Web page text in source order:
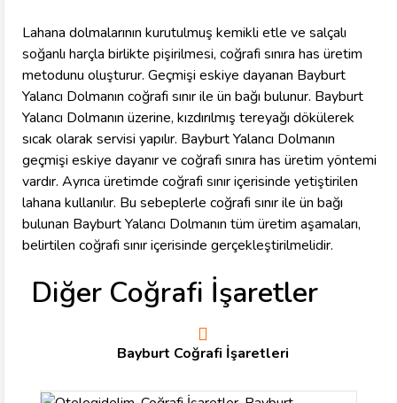
Lahana dolmalarının kurutulmuş kemikli etle ve salçalı
soğanlı harçla birlikte pişirilmesi, coğrafi sınıra has üretim
metodunu oluşturur. Geçmişi eskiye dayanan Bayburt
Yalancı Dolmanın coğrafi sınır ile ün bağı bulunur. Bayburt
Yalancı Dolmanın üzerine, kızdırılmış tereyağı dökülerek
sıcak olarak servisi yapılır. Bayburt Yalancı Dolmanın
geçmişi eskiye dayanır ve coğrafi sınıra has üretim yöntemi
vardır. Ayrıca üretimde coğrafi sınır içerisinde yetiştirilen
lahana kullanılır. Bu sebeplerle coğrafi sınır ile ün bağı
bulunan Bayburt Yalancı Dolmanın tüm üretim aşamaları,
belirtilen coğrafi sınır içerisinde gerçekleştirilmelidir.
Diğer Coğrafi İşaretler
Bayburt Coğrafi İşaretleri